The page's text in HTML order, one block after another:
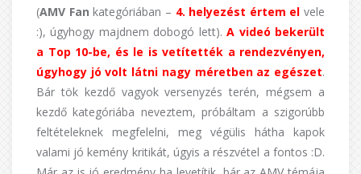
(AMV Fankategóriában – 4. helyezést értem el vele
:), úgyhogy majdnem dobogó lett).A videó bekerült
a Top 10-be, és le is vetítették a rendezvényen,
úgyhogy jó volt látni nagy méretben az egészet.
Bár tök kezdő vagyok versenyzés terén, mégsem a
kezdő kategóriába neveztem, próbáltam a szigorúbb
feltételeknek megfelelni, meg végülis hátha kapok
valami jó kemény kritikát, úgyis a részvétel a fontos :D.